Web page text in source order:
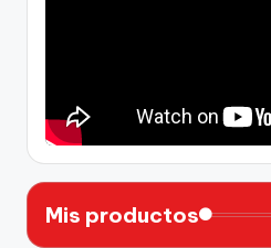
Mis productos